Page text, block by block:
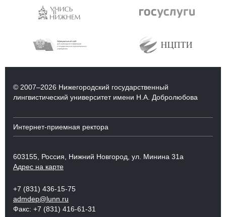
© 2007–2026 Нижегородский государственный
лингвистический университет имени Н.А. Добролюбова
Интернет-приемная ректора
603155, Россия, Нижний Новгород, ул. Минина 31а
Адрес на карте
+7 (831) 436-15-75
admdep@lunn.ru
Факс: +7 (831) 416-61-31